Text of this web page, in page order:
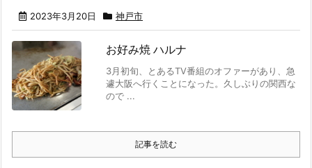
2023年3月20日 神戸市
お好み焼 ハルナ
3月初旬、とあるTV番組のオファーがあり、急
遽大阪へ行くことになった。久しぶりの関西な
ので ...
記事を読む